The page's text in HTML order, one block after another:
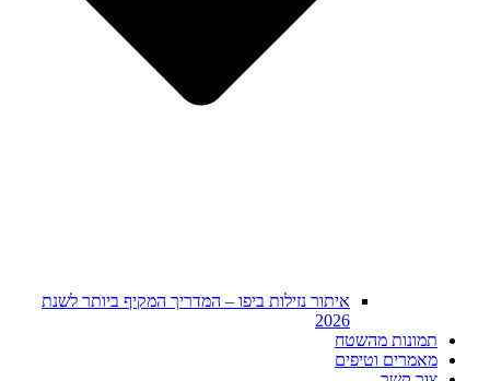
איתור נזילות ביפו – המדריך המקיף ביותר לשנת
2026
תמונות מהשטח
מאמרים וטיפים